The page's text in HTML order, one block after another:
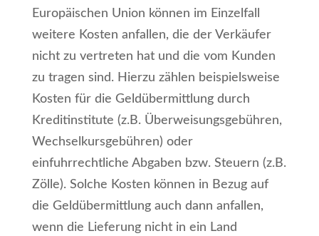
Europäischen Union können im Einzelfall
weitere Kosten anfallen, die der Verkäufer
nicht zu vertreten hat und die vom Kunden
zu tragen sind. Hierzu zählen beispielsweise
Kosten für die Geldübermittlung durch
Kreditinstitute (z.B. Überweisungsgebühren,
Wechselkursgebühren) oder
einfuhrrechtliche Abgaben bzw. Steuern (z.B.
Zölle). Solche Kosten können in Bezug auf
die Geldübermittlung auch dann anfallen,
wenn die Lieferung nicht in ein Land